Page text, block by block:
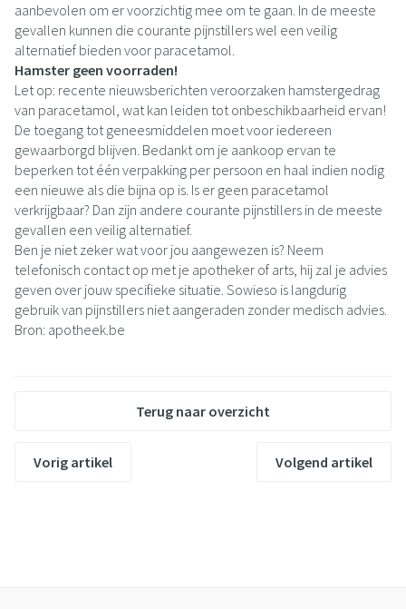
aanbevolen om er voorzichtig mee om te gaan. In de meeste
gevallen kunnen die courante pijnstillers wel een veilig
alternatief bieden voor paracetamol.
Hamster geen voorraden!
Let op: recente nieuwsberichten veroorzaken hamstergedrag
van paracetamol, wat kan leiden tot onbeschikbaarheid ervan!
De toegang tot geneesmiddelen moet voor iedereen
gewaarborgd blijven. Bedankt om je aankoop ervan te
beperken tot één verpakking per persoon en haal indien nodig
een nieuwe als die bijna op is. Is er geen paracetamol
verkrijgbaar? Dan zijn andere courante pijnstillers in de meeste
gevallen een veilig alternatief.
Ben je niet zeker wat voor jou aangewezen is? Neem
telefonisch contact op met je apotheker of arts, hij zal je advies
geven over jouw specifieke situatie. Sowieso is langdurig
gebruik van pijnstillers niet aangeraden zonder medisch advies.
Bron: apotheek.be
Terug naar overzicht
Vorig artikel Volgend artikel